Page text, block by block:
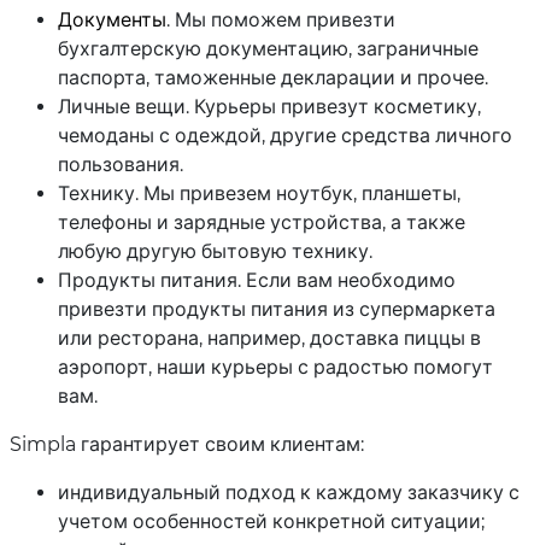
Документы. Мы поможем привезти
бухгалтерскую документацию, заграничные
паспорта, таможенные декларации и прочее.
Личные вещи. Курьеры привезут косметику,
чемоданы с одеждой, другие средства личного
пользования.
Технику. Мы привезем ноутбук, планшеты,
телефоны и зарядные устройства, а также
любую другую бытовую технику.
Продукты питания. Если вам необходимо
привезти продукты питания из супермаркета
или ресторана, например, доставка пиццы в
аэропорт, наши курьеры с радостью помогут
вам.
Simpla гарантирует своим клиентам:
индивидуальный подход к каждому заказчику с
учетом особенностей конкретной ситуации;